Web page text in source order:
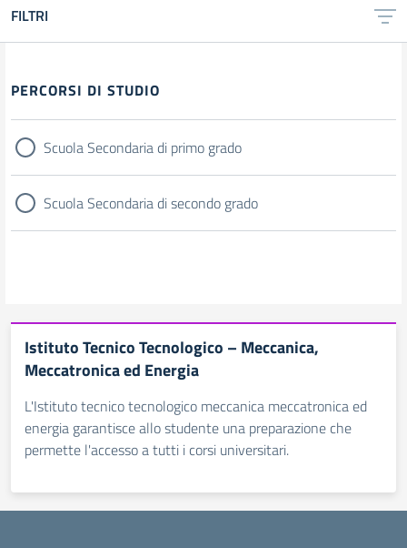
FILTRI
PERCORSI DI STUDIO
Scuola Secondaria di primo grado
Scuola Secondaria di secondo grado
Istituto Tecnico Tecnologico – Meccanica,
Meccatronica ed Energia
L'Istituto tecnico tecnologico meccanica meccatronica ed
energia garantisce allo studente una preparazione che
permette l'accesso a tutti i corsi universitari.